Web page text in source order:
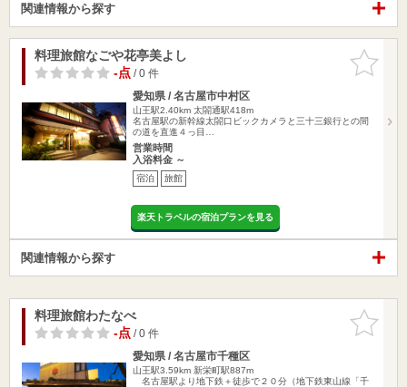
関連情報から探す
お気に入
りに追加
料理旅館なごや花亭美よし
-点/ 0 件
愛知県 / 名古屋市中村区
山王駅2.40km 太閤通駅418m
名古屋駅の新幹線太閤口ビックカメラと三十三銀行との間
の道を直進４っ目…
営業時間
入浴料金 ～
宿泊 旅館
楽天トラベルの宿泊プランを見る
関連情報から探す
お気に入
りに追加
料理旅館わたなべ
-点/ 0 件
愛知県 / 名古屋市千種区
山王駅3.59km 新栄町駅887m
名古屋駅より地下鉄＋徒歩で２０分（地下鉄東山線「千